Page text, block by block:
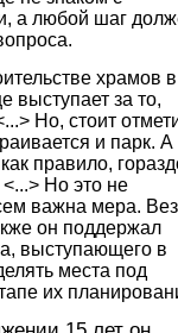
а любой шаг
храмов в
выступает за то,
Но, стоит
и парк. А
правило,
<...> Но это не
важна мера.
он поддержал
выступающего в
места под
их